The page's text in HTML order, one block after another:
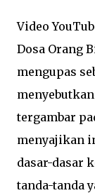
Video
Dosa Orang
mengupas
tergambar
menyajikan
dasar-dasar
tanda-tanda